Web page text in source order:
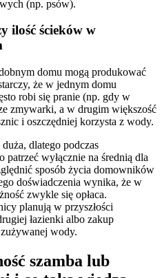
(np. psów).
ilość ścieków w
domu mogą produkować
że w jednym domu
robi się pranie (np. gdy w
zmywarki, a w drugim większość
i oszczędniej korzysta z wody.
dlatego podczas
wyłącznie na średnią dla
sposób życia domowników
doświadczenia wynika, że w
zwykle się opłaca.
planują w przyszłości
łazienki albo zakup
wody.
szamba lub